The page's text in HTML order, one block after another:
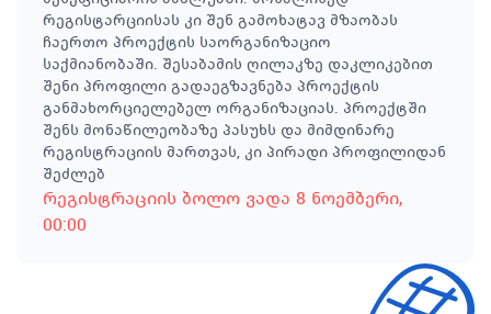
რეგისტარციისას კი შენ გამოხატავ მზაობას
ჩაერთო პროექტის საორგანიზაციო
საქმიანობაში. შესაბამის ღილაკზე დაკლიკებით
შენი პროფილი გადაეგზავნება პროექტის
განმახორციელებელ ორგანიზაციას. პროექტში
შენს მონაწილეობაზე პასუხს და მიმდინარე
რეგისტრაციის მართვას, კი პირადი პროფილიდან
შეძლებ
რეგისტრაციის ბოლო ვადა 8 ნოემბერი,
00:00